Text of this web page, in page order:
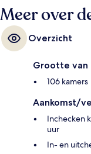
Meer over
Overzicht
Grootte van
106 kamers
Aankomst/
Inchecken
uur
In- en